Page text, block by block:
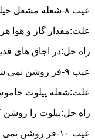
عیب ۸-شعله مشعل خیلی بلند است
علت:مقدار گاز و هوا
راه حل:در اجاق های
عیب ۹-فر روشن نمی شود.
علت:شعله پیلوت
راه حل:پیلوت را روشن
عیب ۱۰-فر روشن نمی شود.